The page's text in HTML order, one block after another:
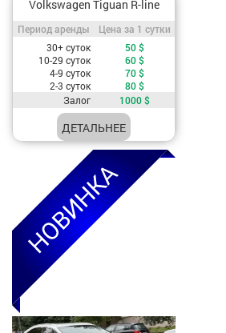
Volkswagen Tiguan R-line
Период аренды / Цена за 1 сутки
Период аренды
Цена за 1 сутки
Стоимость, в зависимости от периода аренды
30+ суток 50 $
10-29 суток
60 $
4-9 суток
70 $
2-3 суток
80 $
Залог
1000 $
ДЕТАЛЬНЕЕ